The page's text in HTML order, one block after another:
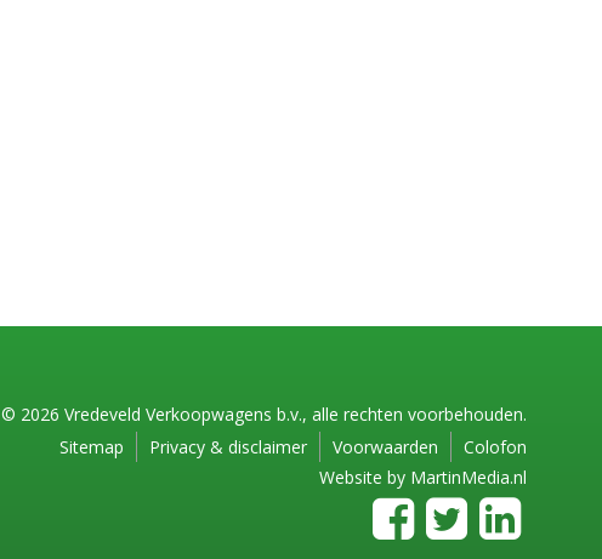
© 2026 Vredeveld Verkoopwagens b.v., alle rechten voorbehouden.
Sitemap
Privacy & disclaimer Voorwaarden
Colofon
Website by MartinMedia.nl